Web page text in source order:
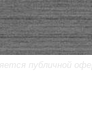
публичной